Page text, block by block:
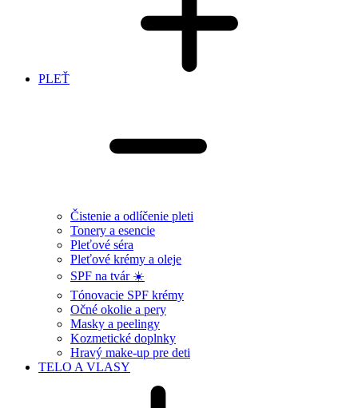
PLEŤ
Čistenie a odlíčenie pleti
Tonery a esencie
Pleťové séra
Pleťové krémy a oleje
SPF na tvár ☀️
Tónovacie SPF krémy
Očné okolie a pery
Masky a peelingy
Kozmetické doplnky
Hravý make-up pre deti
TELO A VLASY